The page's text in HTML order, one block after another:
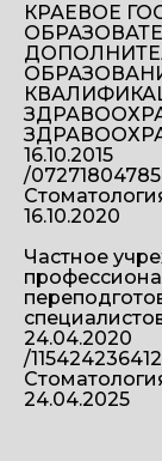
КРАЕВОЕ
16.10.2015
/
16.10.2020
Частное
24.04.2020
/
24.04.2025